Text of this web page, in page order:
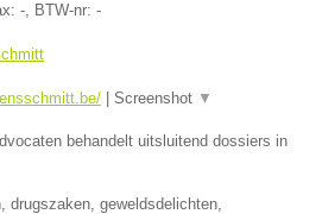
-, BTW-nr: -
Screenshot ▼
behandelt uitsluitend dossiers in
drugszaken, geweldsdelichten,